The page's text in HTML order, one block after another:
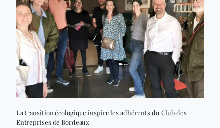
La transition écologique inspire les adhérents du Club des
Entreprises de Bordeaux